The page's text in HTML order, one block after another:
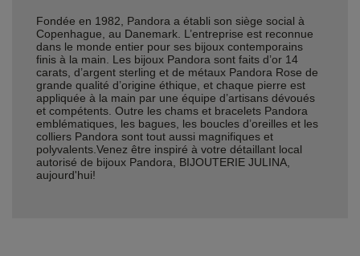
Fondée en 1982, Pandora a établi son siège social à
Copenhague, au Danemark. L’entreprise est reconnue
dans le monde entier pour ses bijoux contemporains
finis à la main. Les bijoux Pandora sont faits d’or 14
carats, d’argent sterling et de métaux Pandora Rose de
grande qualité d’origine éthique, et chaque pierre est
appliquée à la main par une équipe d’artisans dévoués
et compétents. Outre les chams et bracelets Pandora
emblématiques, les bagues, les boucles d’oreilles et les
colliers Pandora sont tout aussi magnifiques et
polyvalents.Venez être inspiré à votre détaillant local
autorisé de bijoux Pandora, BIJOUTERIE JULINA,
aujourd'hui!